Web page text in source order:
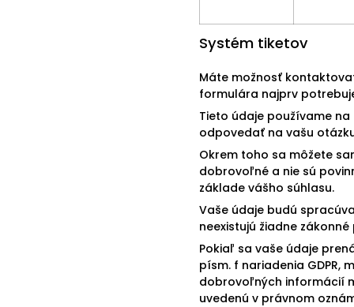
Systém tiketov
Máte možnosť
formulára najprv
Tieto údaje používame na
odpovedať na vašu
Okrem toho sa môžete
dobrovoľné a nie sú
základe vášho súhlasu.
Vaše údaje budú
neexistujú žiadne
Pokiaľ sa vaše údaje
písm. f nariadenia GDPR,
dobrovoľných informácií
uvedenú v právnom